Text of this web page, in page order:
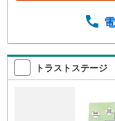
即対応可能
計販売棟数
富な物件情
方お任せ下さ